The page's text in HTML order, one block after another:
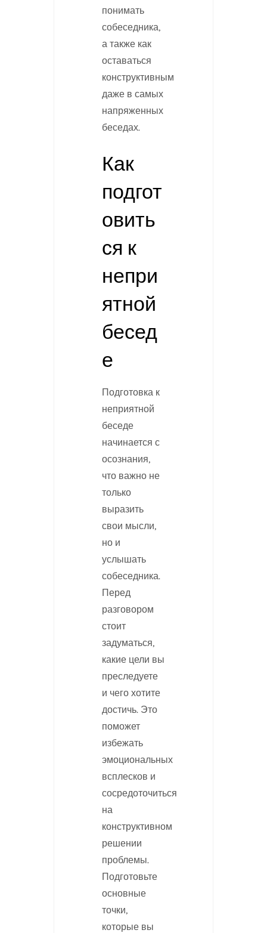
понимать
собеседника,
а также как
оставаться
конструктивным
даже в самых
напряженных
беседах.
Как
подгот
овить
ся к
непри
ятной
бесед
е
Подготовка к
неприятной
беседе
начинается с
осознания,
что важно не
только
выразить
свои мысли,
но и
услышать
собеседника.
Перед
разговором
стоит
задуматься,
какие цели вы
преследуете
и чего хотите
достичь. Это
поможет
избежать
эмоциональных
всплесков и
сосредоточиться
на
конструктивном
решении
проблемы.
Подготовьте
основные
точки,
которые вы